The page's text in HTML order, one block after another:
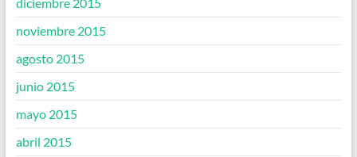
noviembre 2015
agosto 2015
junio 2015
mayo 2015
abril 2015